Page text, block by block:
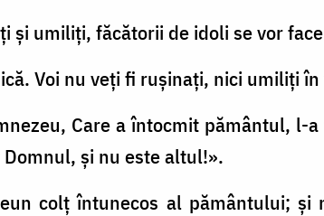
şi umiliţi, făcătorii de idoli se vor
Voi nu veţi fi ruşinaţi, nici umiliţi
Care a întocmit pământul, l-
şi nu este altul!».
colţ întunecos al pământului; şi